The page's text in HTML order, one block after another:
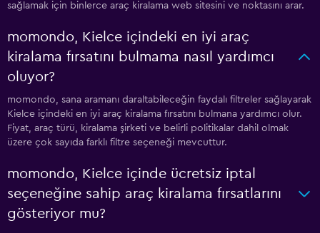
sağlamak için binlerce araç kiralama web sitesini ve noktasını arar.
momondo, Kielce içindeki en iyi araç
kiralama fırsatını bulmama nasıl yardımcı
oluyor?
momondo, sana aramanı daraltabileceğin faydalı filtreler sağlayarak
Kielce içindeki en iyi araç kiralama fırsatını bulmana yardımcı olur.
Fiyat, araç türü, kiralama şirketi ve belirli politikalar dahil olmak
üzere çok sayıda farklı filtre seçeneği mevcuttur.
momondo, Kielce içinde ücretsiz iptal
seçeneğine sahip araç kiralama fırsatlarını
gösteriyor mu?